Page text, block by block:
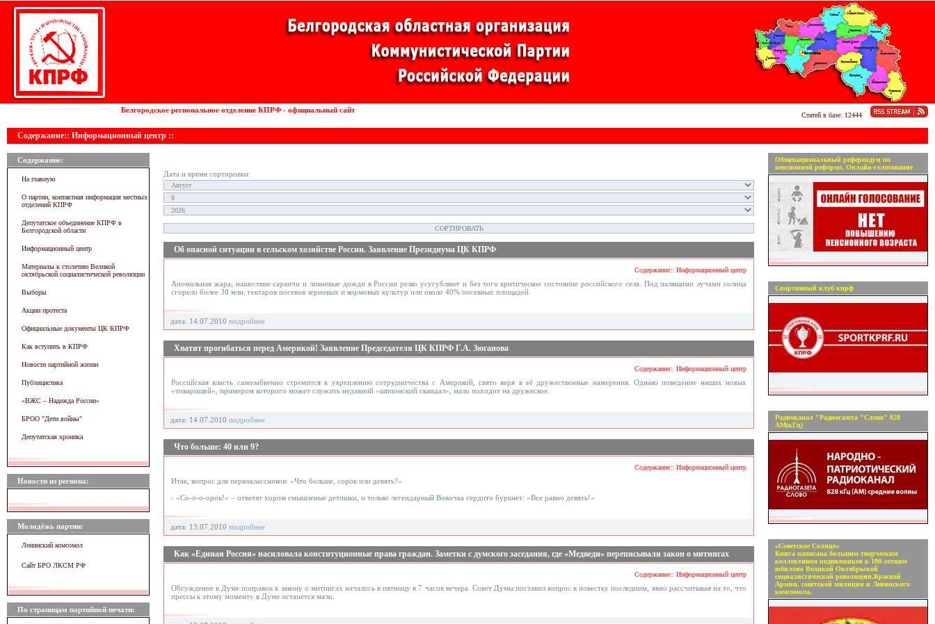
Белгородское региональное отделение КПРФ - официальный сайт
Статей в базе: 12444
Содержание:: Информационный центр ::
Содержание:
На главную
О партии, контактная информация местных
отделений КПРФ
Депутатское объединение КПРФ в
Белгородской области
Информационный центр
Материалы к столетию Великой
октябрьской социалистической революции
Выборы
Акции протеста
Официальные документы ЦК КПРФ
Как вступить в КПРФ
Новости партийной жизни
Публицистика
«ВЖC – Надежда России»
БРОО "Дети войны"
Депутатская хроника
Новости из региона:
Молодёжь партии:
Ленинский комсомол
Сайт БРО ЛКСМ РФ
По страницам партийной печати:
Дата и время сортировки:
Об опасной ситуации в сельском хозяйстве России. Заявление Президиума ЦК КПРФ
Содержание:: Информационный центр
Аномальная жара, нашествие саранчи и ливневые дожди в России резко усугубляют и без того критическое состояние российского села. Под палящими лучами солнца
сгорело более 30 млн. гектаров посевов зерновых и кормовых культур или около 40% посевных площадей.
дата: 14.07.2010 подробнее
Хватит прогибаться перед Америкой! Заявление Председателя ЦК КПРФ Г.А. Зюганова
Содержание:: Информационный центр
Российская власть самозабвенно стремится к укреплению сотрудничества с Америкой, свято веря в её дружественные намерения. Однако поведение наших новых
«товарищей», примером которого может служить недавний «шпионский скандал», мало походит на дружеское.
дата: 14.07.2010 подробнее
Что больше: 40 или 9?
Содержание:: Информационный центр
Итак, вопрос для первоклассников: «Что больше, сорок или девять?»
- «Со-о-о-орок!» – ответят хором смышленые детишки, и только легендарный Вовочка сердито буркнет: «Все равно девять!»
дата: 13.07.2010 подробнее
Как «Единая Россия» насиловала конституционные права граждан. Заметки с думского заседания, где «Медведи» переписывали закон о митингах
Содержание:: Информационный центр
Обсуждение в Думе поправок к закону о митингах началось в пятницу в 7 часов вечера. Совет Думы поставил вопрос в повестку последним, явно рассчитывая на то, что
прессы к этому моменту в Думе останется мало.
Общенациональный референдум по
пенсионной реформе. Онлайн-голосование
Спортивный клуб кпрф
Радиоканал "Радиогазета "Слово" 828
АМ(кГц)
«Советское Солнце»
Книга написана большим творческим
коллективом подвижников к 100-летним
юбилеям Великой Октябрьской
социалистической революции,Красной
Армии, советской милиции и Ленинского
комсомола.